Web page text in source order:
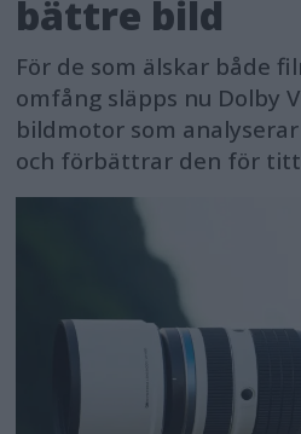
bättre bild
För de som älskar både
omfång släpps nu Dolby
bildmotor som
och förbättrar den för